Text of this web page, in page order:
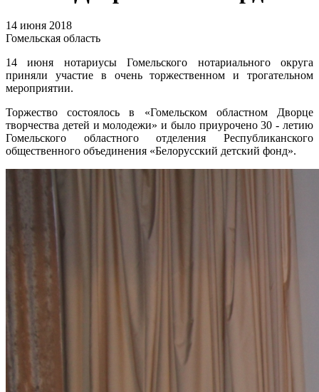
14 июня 2018
Гомельская область
14 июня нотариусы Гомельского нотариального округа
приняли участие в очень торжественном и трогательном
мероприятии.
Торжество состоялось в «Гомельском областном Дворце
творчества детей и молодежи» и было приурочено 30 - летию
Гомельского областного отделения Республиканского
общественного объединения «Белорусский детский фонд».